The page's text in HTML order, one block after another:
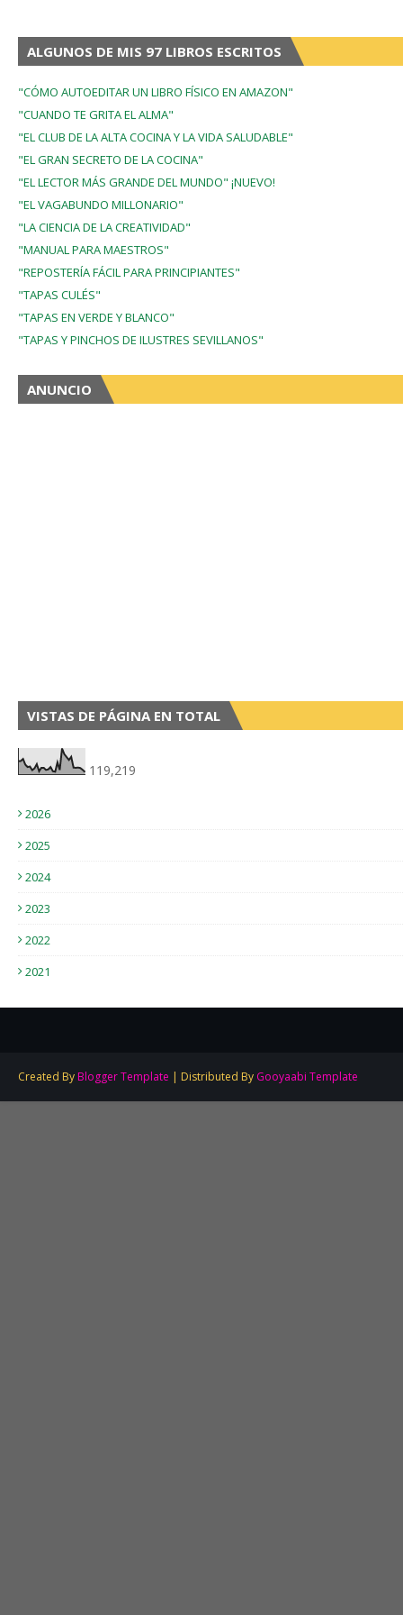
ALGUNOS DE MIS 97 LIBROS ESCRITOS
"CÓMO AUTOEDITAR UN LIBRO FÍSICO EN AMAZON"
"CUANDO TE GRITA EL ALMA"
"EL CLUB DE LA ALTA COCINA Y LA VIDA SALUDABLE"
"EL GRAN SECRETO DE LA COCINA"
"EL LECTOR MÁS GRANDE DEL MUNDO" ¡NUEVO!
"EL VAGABUNDO MILLONARIO"
"LA CIENCIA DE LA CREATIVIDAD"
"MANUAL PARA MAESTROS"
"REPOSTERÍA FÁCIL PARA PRINCIPIANTES"
"TAPAS CULÉS"
"TAPAS EN VERDE Y BLANCO"
"TAPAS Y PINCHOS DE ILUSTRES SEVILLANOS"
ANUNCIO
VISTAS DE PÁGINA EN TOTAL
119,219
2026
2025
2024
2023
2022
2021
Created By Blogger Template | Distributed By Gooyaabi Template